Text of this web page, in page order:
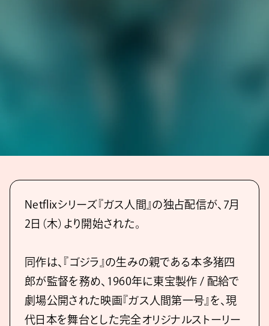
Netflixシリーズ『ガス人間』の独占配信が、7月
2日（木）より開始された。
同作は、『ゴジラ』の生みの親である本多猪四
郎が監督を務め、1960年に東宝製作 / 配給で
劇場公開された映画『ガス人間第一号』を、現
代日本を舞台とした完全オリジナルストーリー